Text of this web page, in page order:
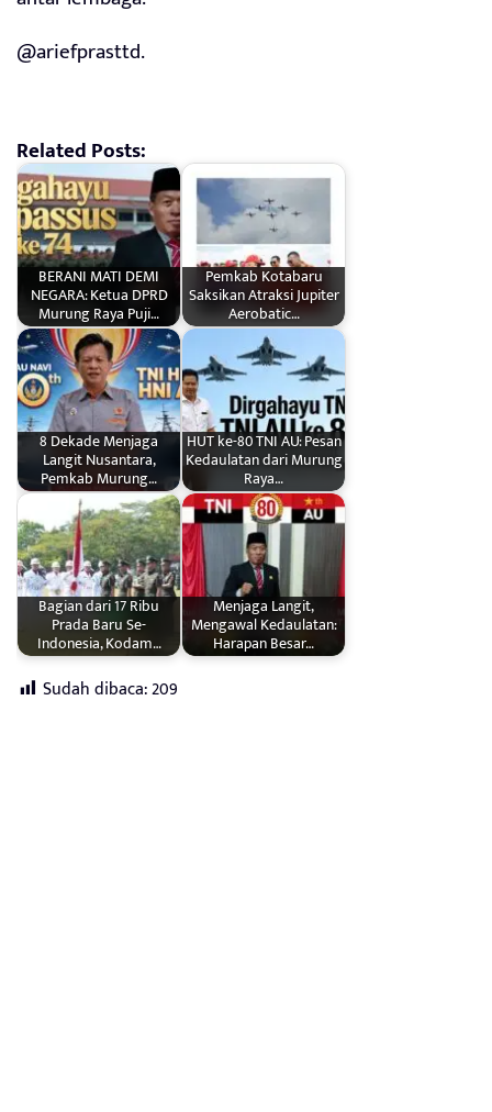
@ariefprasttd.
Related Posts:
BERANI MATI DEMI
NEGARA: Ketua DPRD
Murung Raya Puji…
Pemkab Kotabaru
Saksikan Atraksi Jupiter
Aerobatic…
8 Dekade Menjaga
Langit Nusantara,
Pemkab Murung…
HUT ke-80 TNI AU: Pesan
Kedaulatan dari Murung
Raya…
Bagian dari 17 Ribu
Prada Baru Se-
Indonesia, Kodam…
Menjaga Langit,
Mengawal Kedaulatan:
Harapan Besar…
Sudah dibaca:209